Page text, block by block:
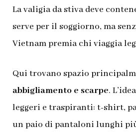
La valigia da stiva deve
serve per il soggiorno, ma
Vietnam premia chi viaggia
Qui trovano spazio
abbigliamento e scarpe.
leggeri e traspiranti: t-shirt,
un paio di pantaloni lunghi